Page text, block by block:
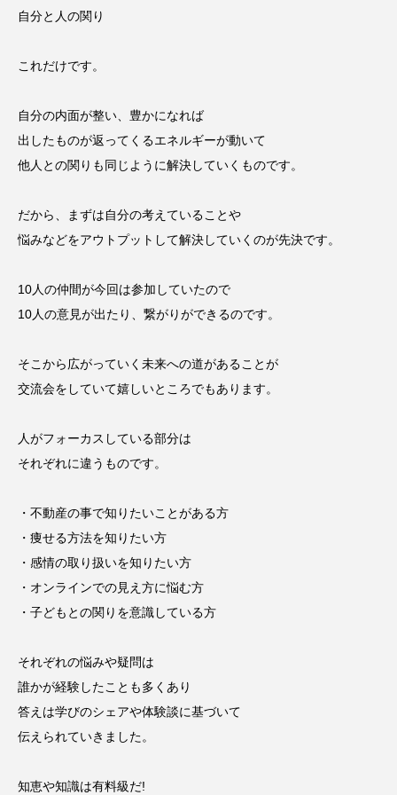
自分と人の関り
これだけです。
自分の内面が整い、豊かになれば
出したものが返ってくるエネルギーが動いて
他人との関りも同じように解決していくものです。
だから、まずは自分の考えていることや
悩みなどをアウトプットして解決していくのが先決です。
10人の仲間が今回は参加していたので
10人の意見が出たり、繋がりができるのです。
そこから広がっていく未来への道があることが
交流会をしていて嬉しいところでもあります。
人がフォーカスしている部分は
それぞれに違うものです。
・不動産の事で知りたいことがある方
・痩せる方法を知りたい方
・感情の取り扱いを知りたい方
・オンラインでの見え方に悩む方
・子どもとの関りを意識している方
それぞれの悩みや疑問は
誰かが経験したことも多くあり
答えは学びのシェアや体験談に基づいて
伝えられていきました。
知恵や知識は有料級だ!